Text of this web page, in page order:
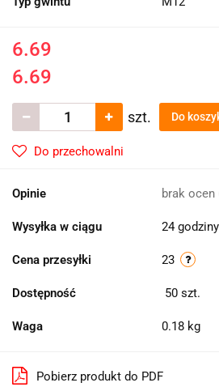
6.69
6.69
szt. Do
Do przechowalni
Opinie brak ocen
Wysyłka w ciągu 24 godziny
Cena przesyłki 23
Dostępność 50 szt.
Waga 0.18 kg
Pobierz produkt do PDF